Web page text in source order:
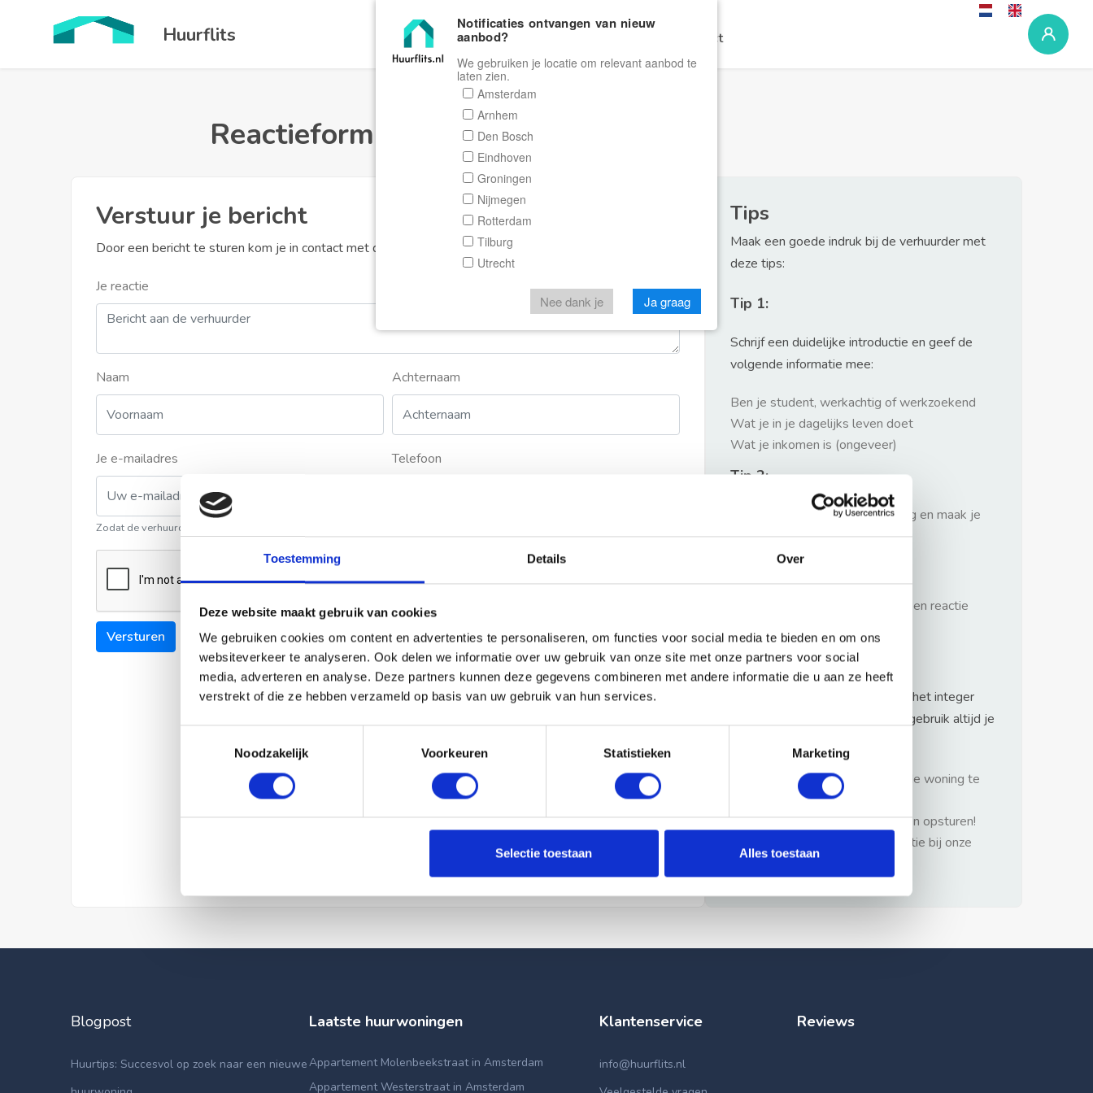
Toestemming Details Over
Deze website maakt gebruik van cookies
We gebruiken cookies om content en advertenties te personaliseren, om functies voor social media te bieden en om ons
websiteverkeer te analyseren. Ook delen we informatie over uw gebruik van onze site met onze partners voor social
media, adverteren en analyse. Deze partners kunnen deze gegevens combineren met andere informatie die u aan ze heeft
verstrekt of die ze hebben verzameld op basis van uw gebruik van hun services.
Noodzakelijk
Voorkeuren Statistieken Marketing
Selectie toestaan Alles toestaan
Huurflits Home Zoeken Contact
Reactieformulier Huurflits
Verstuur je bericht
Door een bericht te sturen kom je in contact met de aanbieder of makelaar van de woning.
Je reactie
Naam Achternaam
Je e-mailadres
Zodat de verhuurder contact met u kan opnemen
Telefoon
Versturen
Tips
Maak een goede indruk bij de verhuurder met
deze tips:
Tip 1:
Schrijf een duidelijke introductie en geef de
volgende informatie mee:
Ben je student, werkachtig of werkzoekend
Wat je in je dagelijks leven doet
Wat je inkomen is (ongeveer)
Tip 2:
Wees beleefd, niet te langdradig en maak je
verhaal kort
Wacht niet met reageren. Snel een reactie
Waarschuwing
Huurflits hecht veel waarde aan het integer
handelen van verhuurders maar gebruik altijd je
1: Nooit vooraf betalen zonder de woning te
hebben gezien.
2: Geen persoonlijke documenten opsturen!
3: Meld bij misbruik de advertentie bij onze
klantenservice.
Blogpost
Huurtips: Succesvol op zoek naar een nieuwe
Laatste huurwoningen
Appartement Molenbeekstraat in Amsterdam
Appartement Westerstraat in Amsterdam
Klantenservice
info@huurflits.nl
Reviews
Notificaties ontvangen van nieuw
aanbod?
We gebruiken je locatie om relevant aanbod te
laten zien.
Amsterdam
Arnhem
Den Bosch
Eindhoven
Groningen
Nijmegen
Rotterdam
Tilburg
Utrecht
Nee dank je Ja graag